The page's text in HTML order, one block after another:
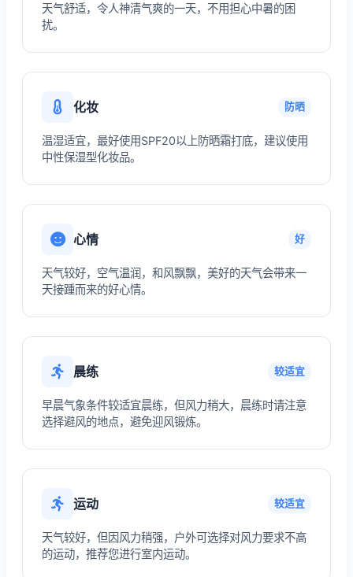
天气舒适，令人神清气爽的一天，不用担心中暑的困
扰。
化妆 防晒
温湿适宜，最好使用SPF20以上防晒霜打底，建议使用
中性保湿型化妆品。
心情 好
天气较好，空气温润，和风飘飘，美好的天气会带来一
天接踵而来的好心情。
晨练 较适宜
早晨气象条件较适宜晨练，但风力稍大，晨练时请注意
选择避风的地点，避免迎风锻炼。
运动 较适宜
天气较好，但因风力稍强，户外可选择对风力要求不高
的运动，推荐您进行室内运动。